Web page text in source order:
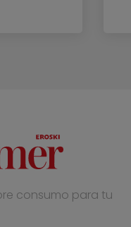
consumo para tu